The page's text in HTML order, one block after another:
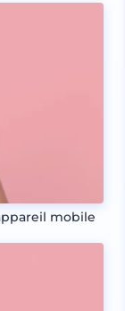
mobile